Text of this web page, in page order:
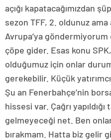
açığı kapatacağımızdan
sezon TFF, 2. oldunuz
Avrupa’ya
çöpe gider. Esas konu
olduğumuz için onlar
gerekebilir. Küçük
Şu an Fenerbahçe’nin
hissesi var. Çağrı
gelmeyeceği net. Ben
bırakmam. Hatta biz gelir